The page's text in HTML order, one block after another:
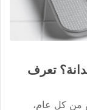
تعرف
من كل عام،